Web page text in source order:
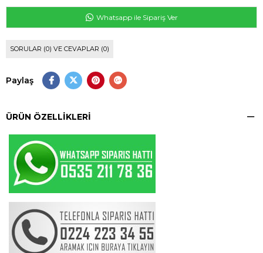
Whatsapp ile Sipariş Ver
SORULAR (0) VE CEVAPLAR (0)
Paylaş
ÜRÜN ÖZELLIKLERI